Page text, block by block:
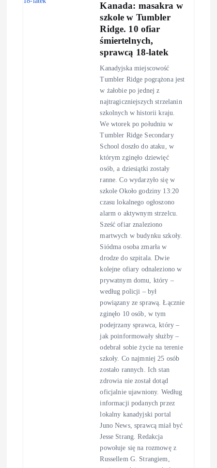
Kanada: masakra w
szkole w Tumbler
Ridge. 10 ofiar
śmiertelnych,
sprawcą 18-latek
Kanadyjska miejscowość
Tumbler Ridge pogrążona jest
w żałobie po jednej z
najtragiczniejszych strzelanin
szkolnych w historii kraju.
We wtorek po południu w
Tumbler Ridge Secondary
School doszło do ataku, w
którym zginęło dziewięć
osób, a dziesiątki zostały
ranne. Co wydarzyło się w
szkole Około godziny 13:20
czasu lokalnego ogłoszono
alarm o aktywnym strzelcu.
Sześć ofiar znaleziono
martwych w budynku szkoły.
Siódma osoba zmarła w
drodze do szpitala. Dwie
kolejne ofiary odnaleziono w
prywatnym domu, który –
według policji – był
powiązany ze sprawą. Łącznie
zginęło 10 osób, w tym
podejrzany sprawca, który –
jak poinformowały służby –
odebrał sobie życie na terenie
szkoły. Co najmniej 25 osób
zostało rannych. Ich stan
zdrowia nie został dotąd
oficjalnie ujawniony. Według
informacji podanych przez
lokalny kanadyjski portal
Juno News, sprawcą miał być
Jesse Strang. Redakcja
powołuje się na rozmowę z
Russellem G. Strangiem,